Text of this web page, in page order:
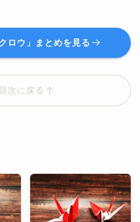
ロウ」まとめを見る
目次に戻る